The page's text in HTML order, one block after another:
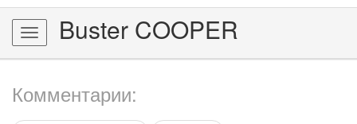
Toggle
navigation
Buster COOPER
Комментарии: